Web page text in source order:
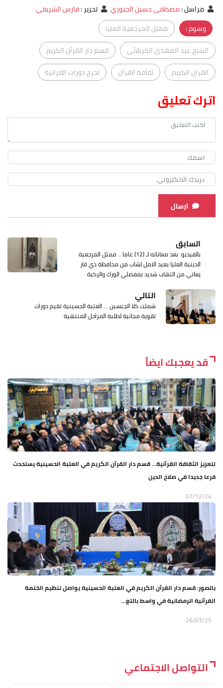
مراسل:مصطفى حسين الجبوري تحرير:فارس الشريفي
وسوم :
ممثل المرجعية العليا
الشيخ عبد المهدي الكربلائي
قسم دار القرآن الكريم
القران الكريم
ثقافة القران تخرج دورات القرانية
اترك تعليق
ارسال
السابق
بالفيديو: بعد معاناته لـ (12) عاما .. ممثل المرجعية
الدينية العليا يعيد الامل لشاب من محافظة ذي قار
يعاني من التهاب شديد بمفصلي الورك والركبة
التالي
شملت كلا الجنسين ... العتبة الحسينية تقيم دورات
تقوية مجانية لطلبة المراحل المنتهية
قد يعجبك ايضاً
لتعزيز الثقافة القرآنية... قسم دار القرآن الكريم في العتبة الحسينية يستحدث
فرعا جديدا في صلاح الدين
07/12/24
بالصور: قسم دار القرآن الكريم في العتبة الحسينية يواصل تنظيم الختمة
القرآنية الرمضانية في واسط بالتع...
26/03/25
التواصل الاجتماعي